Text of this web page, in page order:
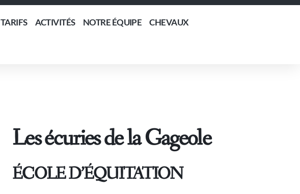
TARIFS ACTIVITÉS NOTRE ÉQUIPE
CHEVAUX
Les écuries de la Gageole
ÉCOLE D’ÉQUITATION